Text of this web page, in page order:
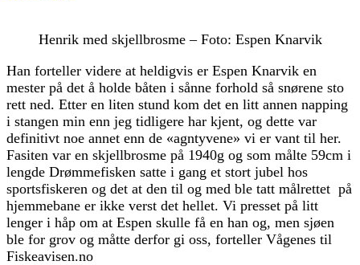
Henrik med skjellbrosme – Foto: Espen Knarvik
Han forteller videre at heldigvis er Espen Knarvik en
mester på det å holde båten i sånne forhold så snørene sto
rett ned. Etter en liten stund kom det en litt annen napping
i stangen min enn jeg tidligere har kjent, og dette var
definitivt noe annet enn de «agntyvene» vi er vant til her.
Fasiten var en skjellbrosme på 1940g og som målte 59cm i
lengde Drømmefisken satte i gang et stort jubel hos
sportsfiskeren og det at den til og med ble tatt målrettet på
hjemmebane er ikke verst det hellet. Vi presset på litt
lenger i håp om at Espen skulle få en han og, men sjøen
ble for grov og måtte derfor gi oss, forteller Vågenes til
Fiskeavisen.no